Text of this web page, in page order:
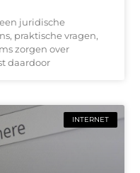
juridische
praktische vragen,
zorgen over
daardoor
INTERNET